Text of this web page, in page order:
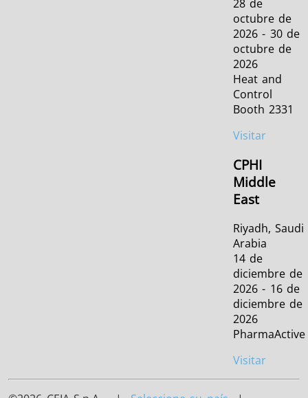
28 de
octubre de
2026 - 30 de
octubre de
2026
Heat and
Control
Booth 2331
Visitar
CPHI
Middle
East
Riyadh, Saudi
Arabia
14 de
diciembre de
2026 - 16 de
diciembre de
2026
PharmaActive
Visitar